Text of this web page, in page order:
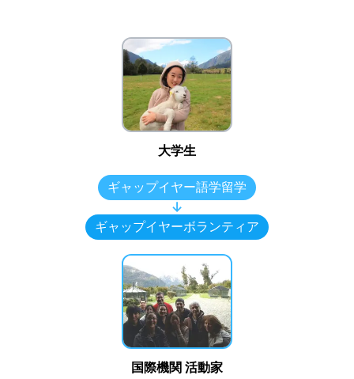
大学生
ギャップイヤー語学留学
↓
ギャップイヤーボランティア
国際機関 活動家